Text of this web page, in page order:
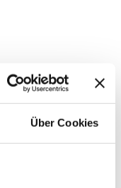
Über Cookies